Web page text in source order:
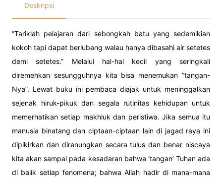
Deskripsi
“Tariklah pelajaran dari sebongkah batu yang sedemikian
kokoh tapi dapat berlubang walau hanya dibasahi air setetes
demi setetes.” Melalui hal-hal kecil yang seringkali
diremehkan sesungguhnya kita bisa menemukan “tangan-
Nya”. Lewat buku ini pembaca diajak untuk meninggalkan
sejenak hiruk-pikuk dan segala rutinitas kehidupan untuk
memerhatikan setiap makhluk dan peristiwa. Jika semua itu
manusia binatang dan ciptaan-ciptaan lain di jagad raya ini
dipikirkan dan direnungkan secara tulus dan benar niscaya
kita akan sampai pada kesadaran bahwa ‘tangan’ Tuhan ada
di balik setiap fenomena; bahwa Allah hadir di mana-mana